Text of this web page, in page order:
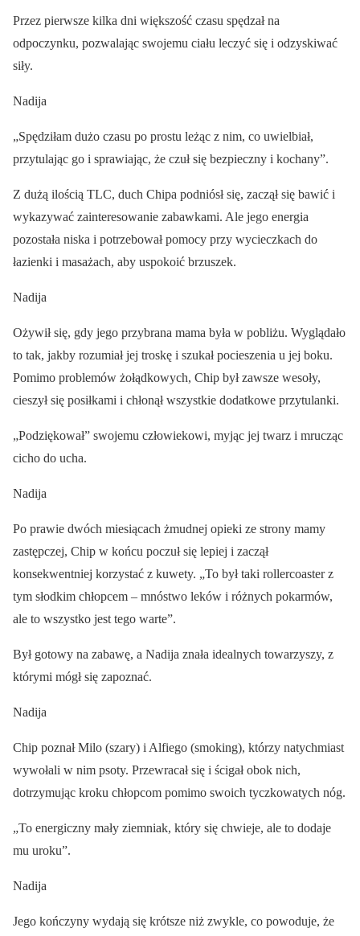
Przez pierwsze kilka dni większość czasu spędzał na
odpoczynku, pozwalając swojemu ciału leczyć się i odzyskiwać
siły.
Nadija
„Spędziłam dużo czasu po prostu leżąc z nim, co uwielbiał,
przytulając go i sprawiając, że czuł się bezpieczny i kochany”.
Z dużą ilością TLC, duch Chipa podniósł się, zaczął się bawić i
wykazywać zainteresowanie zabawkami. Ale jego energia
pozostała niska i potrzebował pomocy przy wycieczkach do
łazienki i masażach, aby uspokoić brzuszek.
Nadija
Ożywił się, gdy jego przybrana mama była w pobliżu. Wyglądało
to tak, jakby rozumiał jej troskę i szukał pocieszenia u jej boku.
Pomimo problemów żołądkowych, Chip był zawsze wesoły,
cieszył się posiłkami i chłonął wszystkie dodatkowe przytulanki.
„Podziękował” swojemu człowiekowi, myjąc jej twarz i mrucząc
cicho do ucha.
Nadija
Po prawie dwóch miesiącach żmudnej opieki ze strony mamy
zastępczej, Chip w końcu poczuł się lepiej i zaczął
konsekwentniej korzystać z kuwety. „To był taki rollercoaster z
tym słodkim chłopcem – mnóstwo leków i różnych pokarmów,
ale to wszystko jest tego warte”.
Był gotowy na zabawę, a Nadija znała idealnych towarzyszy, z
którymi mógł się zapoznać.
Nadija
Chip poznał Milo (szary) i Alfiego (smoking), którzy natychmiast
wywołali w nim psoty. Przewracał się i ścigał obok nich,
dotrzymując kroku chłopcom pomimo swoich tyczkowatych nóg.
„To energiczny mały ziemniak, który się chwieje, ale to dodaje
mu uroku”.
Nadija
Jego kończyny wydają się krótsze niż zwykle, co powoduje, że